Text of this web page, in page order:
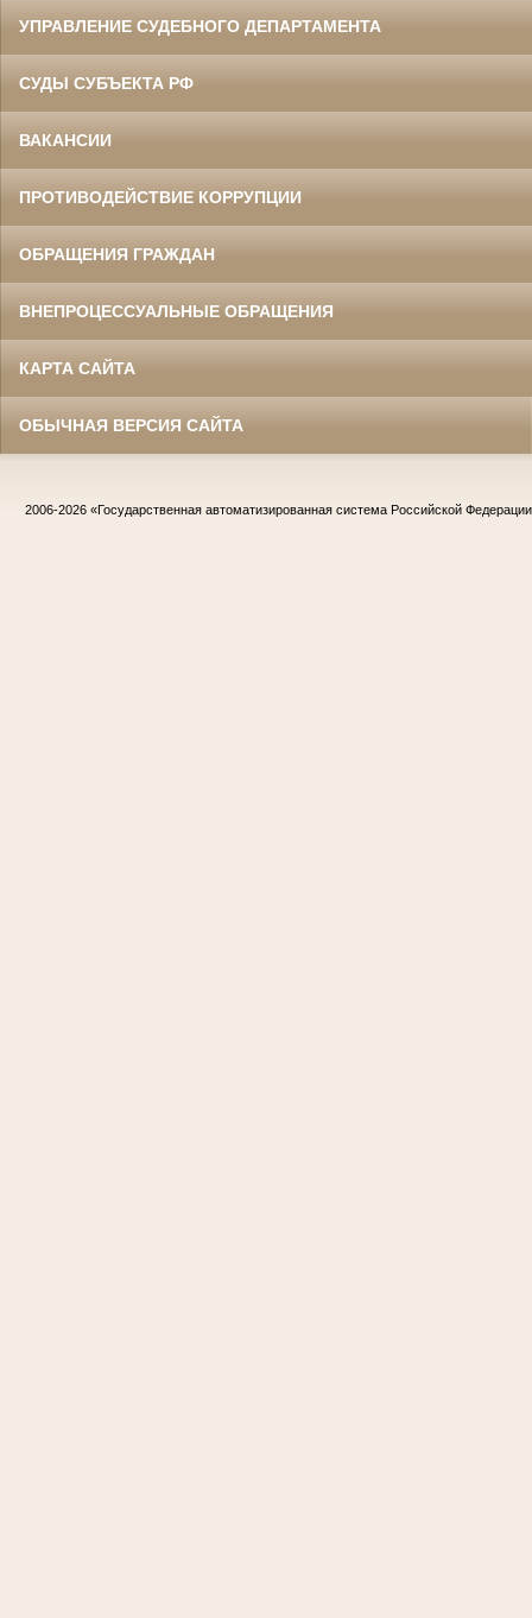
УПРАВЛЕНИЕ СУДЕБНОГО ДЕПАРТАМЕНТА
СУДЫ СУБЪЕКТА РФ
ВАКАНСИИ
ПРОТИВОДЕЙСТВИЕ КОРРУПЦИИ
ОБРАЩЕНИЯ ГРАЖДАН
ВНЕПРОЦЕССУАЛЬНЫЕ ОБРАЩЕНИЯ
КАРТА САЙТА
ОБЫЧНАЯ ВЕРСИЯ САЙТА
2006-2026 «Государственная автоматизированная система Российской